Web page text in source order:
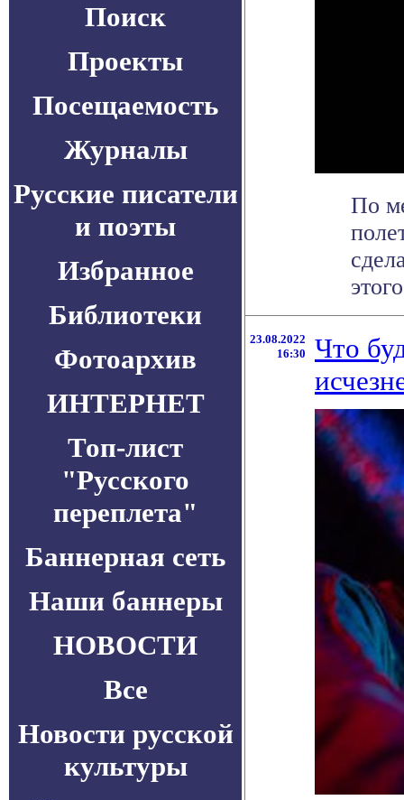
Поиск
Проекты
Посещаемость
Журналы
Русские писатели
и поэты
Избранное
Библиотеки
Фотоархив
ИНТЕРНЕТ
Топ-лист
"Русского
переплета"
Баннерная сеть
Наши баннеры
НОВОСТИ
Все
Новости русской
культуры
По
23.08.2022
16:30
Что